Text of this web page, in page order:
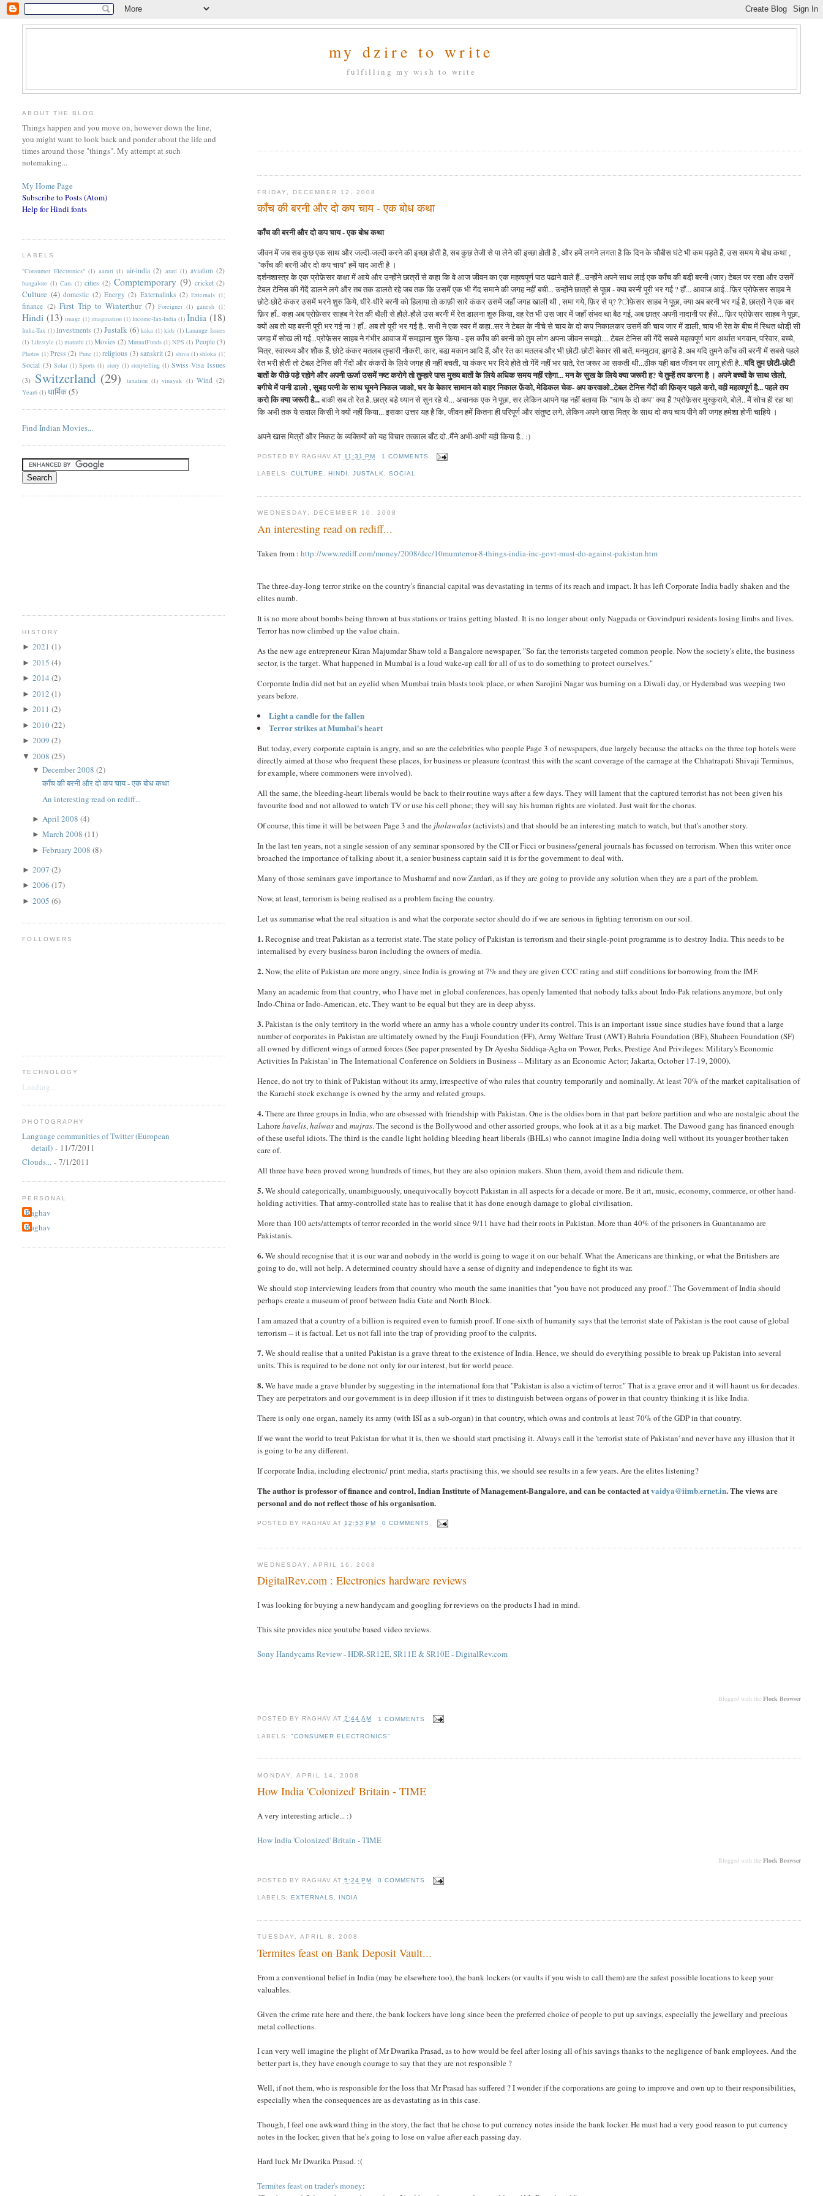
my dzire to write
fulfilling my wish to write
FRIDAY, DECEMBER 12, 2008
काँच की बरनी और दो कप चाय - एक बोध कथा
काँच की बरनी और दो कप चाय - एक बोध कथा
जीवन में जब सब कुछ एक साथ और जल्दी-जल्दी करने की इच्छा होती है, सब कुछ तेजी से पा लेने की इच्छा होती है , और हमें लगने लगता है कि दिन के चौबीस घंटे भी कम पड़ते हैं, उस समय ये बोध कथा ,
"काँच की बरनी और दो कप चाय" हमें याद आती है ।
दर्शनशास्त्र के एक प्रोफ़ेसर कक्षा में आये और उन्होंने छात्रों से कहा कि वे आज जीवन का एक महत्वपूर्ण पाठ पढाने वाले हैं...उन्होंने अपने साथ लाई एक काँच की बडी़ बरनी (जार) टेबल पर रखा और उसमें
टेबल टेनिस की गेंदें डालने लगे और तब तक डालते रहे जब तक कि उसमें एक भी गेंद समाने की जगह नहीं बची... उन्होंने छात्रों से पूछा - क्या बरनी पूरी भर गई ? हाँ... आवाज आई...फ़िर प्रोफ़ेसर साहब ने
छोटे-छोटे कंकर उसमें भरने शुरु किये, धीरे-धीरे बरनी को हिलाया तो काफ़ी सारे कंकर उसमें जहाँ जगह खाली थी , समा गये, फ़िर से प्??ोफ़ेसर साहब ने पूछा, क्या अब बरनी भर गई है, छात्रों ने एक बार
फ़िर हाँ.. कहा अब प्रोफ़ेसर साहब ने रेत की थैली से हौले-हौले उस बरनी में रेत डालना शुरु किया, वह रेत भी उस जार में जहाँ संभव था बैठ गई, अब छात्र अपनी नादानी पर हँसे... फ़िर प्रोफ़ेसर साहब ने पूछा,
क्यों अब तो यह बरनी पूरी भर गई ना ? हाँ.. अब तो पूरी भर गई है.. सभी ने एक स्वर में कहा..सर ने टेबल के नीचे से चाय के दो कप निकालकर उसमें की चाय जार में डाली, चाय भी रेत के बीच में स्थित थोडी़ सी
जगह में सोख ली गई...प्रोफ़ेसर साहब ने गंभीर आवाज में समझाना शुरु किया - इस काँच की बरनी को तुम लोग अपना जीवन समझो.... टेबल टेनिस की गेंदें सबसे महत्वपूर्ण भाग अर्थात भगवान, परिवार, बच्चे,
मित्र, स्वास्थ्य और शौक हैं, छोटे कंकर मतलब तुम्हारी नौकरी, कार, बडा़ मकान आदि हैं, और रेत का मतलब और भी छोटी-छोटी बेकार सी बातें, मनमुटाव, झगडे़ है..अब यदि तुमने काँच की बरनी में सबसे पहले
रेत भरी होती तो टेबल टेनिस की गेंदों और कंकरों के लिये जगह ही नहीं बचती, या कंकर भर दिये होते तो गेंदें नहीं भर पाते, रेत जरूर आ सकती थी...ठीक यही बात जीवन पर लागू होती है...यदि तुम छोटी-छोटी
बातों के पीछे पडे़ रहोगे और अपनी ऊर्जा उसमें नष्ट करोगे तो तुम्हारे पास मुख्य बातों के लिये अधिक समय नहीं रहेगा... मन के सुख के लिये क्या जरूरी ह? ये तुम्हें तय करना है । अपने बच्चों के साथ खेलो,
बगीचे में पानी डालो , सुबह पत्नी के साथ घूमने निकल जाओ, घर के बेकार सामान को बाहर निकाल फ़ेंको, मेडिकल चेक- अप करवाओ..टेबल टेनिस गेंदों की फ़िक्र पहले करो, वही महत्वपूर्ण है... पहले तय
करो कि क्या जरूरी है...बाकी सब तो रेत है..छात्र बडे़ ध्यान से सुन रहे थे... अचानक एक ने पूछा, सर लेकिन आपने यह नहीं बताया कि "चाय के दो कप" क्या हैं ?प्रोफ़ेसर मुस्कुराये, बोले.. मैं सोच ही रहा था
कि अभी तक ये सवाल किसी ने क्यों नहीं किया... इसका उत्तर यह है कि, जीवन हमें कितना ही परिपूर्ण और संतुष्ट लगे, लेकिन अपने खास मित्र के साथ दो कप चाय पीने की जगह हमेशा होनी चाहिये ।
अपने खास मित्रों और निकट के व्यक्तियों को यह विचार तत्काल बाँट दो..मैंने अभी-अभी यही किया है.. :)
POSTED BY RAGHAV AT 11:31 PM 1 COMMENTS
LABELS: CULTURE HINDI JUSTALK SOCIAL
WEDNESDAY, DECEMBER 10, 2008
An interesting read on rediff...
Taken from :http://www.rediff.com/money/2008/dec/10mumterror-8-things-india-inc-govt-must-do-against-pakistan.htm
The three-day-long terror strike on the country's financial capital was devastating in terms of its reach and impact. It has left Corporate India badly shaken and the
elites numb.
It is no more about bombs being thrown at bus stations or trains getting blasted. It is no longer about only Nagpada or Govindpuri residents losing limbs and lives.
Terror has now climbed up the value chain.
As the new age entrepreneur Kiran Majumdar Shaw told a Bangalore newspaper, "So far, the terrorists targeted common people. Now the society's elite, the business
sector, is the target. What happened in Mumbai is a loud wake-up call for all of us to do something to protect ourselves."
Corporate India did not bat an eyelid when Mumbai train blasts took place, or when Sarojini Nagar was burning on a Diwali day, or Hyderabad was weeping two
years before.
Light a candle for the fallen
Terror strikes at Mumbai's heart
But today, every corporate captain is angry, and so are the celebrities who people Page 3 of newspapers, due largely because the attacks on the three top hotels were
directly aimed at those who frequent these places, for business or pleasure (contrast this with the scant coverage of the carnage at the Chhatrapati Shivaji Terminus,
for example, where commoners were involved).
All the same, the bleeding-heart liberals would be back to their routine ways after a few days. They will lament that the captured terrorist has not been given his
favourite food and not allowed to watch TV or use his cell phone; they will say his human rights are violated. Just wait for the chorus.
Of course, this time it will be between Page 3 and the jholawalas(activists) and that should be an interesting match to watch, but that's another story.
In the last ten years, not a single session of any seminar sponsored by the CII or Ficci or business/general journals has focussed on terrorism. When this writer once
broached the importance of talking about it, a senior business captain said it is for the government to deal with.
Many of those seminars gave importance to Musharraf and now Zardari, as if they are going to provide any solution when they are a part of the problem.
Now, at least, terrorism is being realised as a problem facing the country.
Let us summarise what the real situation is and what the corporate sector should do if we are serious in fighting terrorism on our soil.
1.Recognise and treat Pakistan as a terrorist state. The state policy of Pakistan is terrorism and their single-point programme is to destroy India. This needs to be
internalised by every business baron including the owners of media.
2.Now, the elite of Pakistan are more angry, since India is growing at 7% and they are given CCC rating and stiff conditions for borrowing from the IMF.
Many an academic from that country, who I have met in global conferences, has openly lamented that nobody talks about Indo-Pak relations anymore, but only
Indo-China or Indo-American, etc. They want to be equal but they are in deep abyss.
3.Pakistan is the only territory in the world where an army has a whole country under its control. This is an important issue since studies have found that a large
number of corporates in Pakistan are ultimately owned by the Fauji Foundation (FF), Army Welfare Trust (AWT) Bahria Foundation (BF), Shaheen Foundation (SF)
all owned by different wings of armed forces (See paper presented by Dr Ayesha Siddiqa-Agha on 'Power, Perks, Prestige And Privileges: Military's Economic
Activities In Pakistan' in The International Conference on Soldiers in Business -- Military as an Economic Actor; Jakarta, October 17-19, 2000).
Hence, do not try to think of Pakistan without its army, irrespective of who rules that country temporarily and nominally. At least 70% of the market capitalisation of
the Karachi stock exchange is owned by the army and related groups.
4.There are three groups in India, who are obsessed with friendship with Pakistan. One is the oldies born in that part before partition and who are nostalgic about the
Lahorehavelis,halwasandmujras. The second is the Bollywood and other assorted groups, who look at it as a big market. The Dawood gang has financed enough
of these useful idiots. The third is the candle light holding bleeding heart liberals (BHLs) who cannot imagine India doing well without its younger brother taken
care of.
All three have been proved wrong hundreds of times, but they are also opinion makers. Shun them, avoid them and ridicule them.
5.We should categorically, unambiguously, unequivocally boycott Pakistan in all aspects for a decade or more. Be it art, music, economy, commerce, or other hand-
holding activities. That army-controlled state has to realise that it has done enough damage to global civilisation.
More than 100 acts/attempts of terror recorded in the world since 9/11 have had their roots in Pakistan. More than 40% of the prisoners in Guantanamo are
Pakistanis.
6.We should recognise that it is our war and nobody in the world is going to wage it on our behalf. What the Americans are thinking, or what the Britishers are
going to do, will not help. A determined country should have a sense of dignity and independence to fight its war.
We should stop interviewing leaders from that country who mouth the same inanities that "you have not produced any proof." The Government of India should
perhaps create a museum of proof between India Gate and North Block.
I am amazed that a country of a billion is required even to furnish proof. If one-sixth of humanity says that the terrorist state of Pakistan is the root cause of global
terrorism -- it is factual. Let us not fall into the trap of providing proof to the culprits.
7.We should realise that a united Pakistan is a grave threat to the existence of India. Hence, we should do everything possible to break up Pakistan into several
units. This is required to be done not only for our interest, but for world peace.
8.We have made a grave blunder by suggesting in the international fora that "Pakistan is also a victim of terror." That is a grave error and it will haunt us for decades.
They are perpetrators and our government is in deep illusion if it tries to distinguish between organs of power in that country thinking it is like India.
There is only one organ, namely its army (with ISI as a sub-organ) in that country, which owns and controls at least 70% of the GDP in that country.
If we want the world to treat Pakistan for what it is, then we should start practising it. Always call it the 'terrorist state of Pakistan' and never have any illusion that it
is going to be any different.
If corporate India, including electronic/ print media, starts practising this, we should see results in a few years. Are the elites listening?
The author is professor of finance and control, Indian Institute of Management-Bangalore, and can be contacted atvaidya@iimb.ernet.in. The views are
personal and do not reflect those of his organisation.
POSTED BY RAGHAV AT 12:53 PM 0 COMMENTS
WEDNESDAY, APRIL 16, 2008
DigitalRev.com : Electronics hardware reviews
I was looking for buying a new handycam and googling for reviews on the products I had in mind.
This site provides nice youtube based video reviews.
Sony Handycams Review - HDR-SR12E, SR11E & SR10E - DigitalRev.com
Blogged with the Flock Browser
POSTED BY RAGHAV AT 2:44 AM 1 COMMENTS
LABELS: "CONSUMER ELECTRONICS"
MONDAY, APRIL 14, 2008
How India 'Colonized' Britain - TIME
A very interesting article... :)
How India 'Colonized' Britain - TIME
Blogged with the Flock Browser
POSTED BY RAGHAV AT 5:24 PM 0 COMMENTS
LABELS: EXTERNALS , INDIA
TUESDAY, APRIL 8, 2008
Termites feast on Bank Deposit Vault...
From a conventional belief in India (may be elsewhere too), the bank lockers (or vaults if you wish to call them) are the safest possible locations to keep your
valuables.
Given the crime rate here and there, the bank lockers have long since been the preferred choice of people to put up savings, especially the jewellary and precious
metal collections.
I can very well imagine the plight of Mr Dwarika Prasad, as to how would be feel after losing all of his savings thanks to the negligence of bank employees. And the
better part is, they have enough courage to say that they are not responsible ?
Well, if not them, who is responsible for the loss that Mr Prasad has suffered ? I wonder if the corporations are going to improve and own up to their responsibilities,
especially when the consequences are as devastating as in this case.
Though, I feel one awkward thing in the story, the fact that he chose to put currency notes inside the bank locker. He must had a very good reason to put currency
notes in the locker, given that he's going to lose on value after each passing day.
Hard luck Mr Dwarika Prasad. :(
Termites feast on trader's money:
ABOUT THE BLOG
Things happen and you move on, however down the line,
you might want to look back and ponder about the life and
times around those "things". My attempt at such
notemaking...
My Home Page
Subscribe to Posts (Atom)
Help for Hindi fonts
LABELS
"Consumer Electronics" (1) aarati (1) air-india (2) arati (1) aviation (2)
bangalore (1) Cars (1) cities (2) Comptemporary (9) cricket (2)
Culture (4) domestic (2) Energy (2) Externalinks (2) Externals (1)
finance (2) First Trip to Winterthur (7) Foreigner (1) ganesh (1)
Hindi (13) image (1) imagination (1) Income-Tax-India (1) India (18)
India-Tax (1) Investments (3) Justalk (6) kaka (1) kids (1) Lanauge Issues
(1) Lifestyle (1) marathi (1) Movies (2) MutualFunds (1) NPS (1) People (3)
Photos (1) Press (2) Pune (1) religious (3) sanskrit (2) shiva (1) shloka (1)
Social (3) Solar (1) Sports (1) story (1) storytelling (1) Swiss Visa Issues
(3) Switzerland (29) taxation (1) vinayak (1) Wind (2)
Year6 (1) धार्मिक(5)
Find Indian Movies...
HISTORY
►2021(1)
►2015(4)
►2014(2)
►2012(1)
►2011(2)
►2010(22)
►2009(2)
▼2008(25)
▼December 2008(2)
काँच की बरनी और दो कप चाय - एक बोध कथा
An interesting read on rediff...
► April 2008(4)
►March 2008(11)
►February 2008(8)
►2007(2)
►2006(17)
►2005(6)
FOLLOWERS
TECHNOLOGY
Loading...
PHOTOGRAPHY
Language communities of Twitter (European
detail) - 11/7/2011
Clouds... - 7/1/2011
PERSONAL
Raghav
Raghav